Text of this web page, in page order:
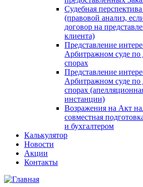
Судебная
(правовой анализ,
договор на
клиента)
Представление
Арбитражном суде по
спорах
Представление
Арбитражном суде по
спорах
инстанции)
Возражения на Акт
совместная
и бухгалтером
Калькулятор
Новости
Акции
Контакты